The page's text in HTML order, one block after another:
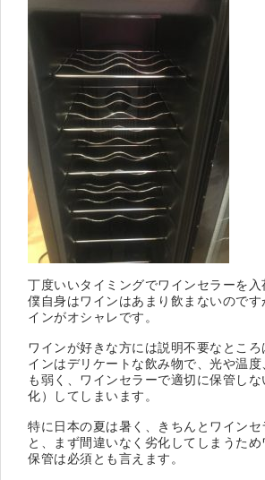
丁度いいタイミングでワインセラーを入
僕自身はワインはあまり飲まないので
インがオシャレです。
ワインが好きな方には説明不要なとこ
インはデリケートな飲み物で、光や温度
も弱く、ワインセラーで適切に保管し
化）してしまいます。
特に日本の夏は暑く、きちんとワイン
と、まず間違いなく劣化してしまうた
保管は必須とも言えます。